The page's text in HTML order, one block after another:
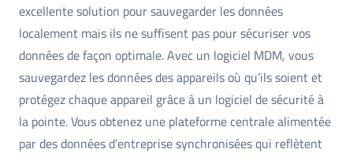
excellente solution pour sauvegarder les données
localement mais ils ne suffisent pas pour sécuriser vos
données de façon optimale. Avec un logiciel MDM, vous
sauvegardez les données des appareils où qu’ils soient et
protégez chaque appareil grâce à un logiciel de sécurité à
la pointe. Vous obtenez une plateforme centrale alimentée
par des données d’entreprise synchronisées qui reflètent